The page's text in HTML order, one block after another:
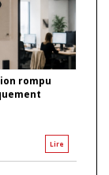
rompu
Lire